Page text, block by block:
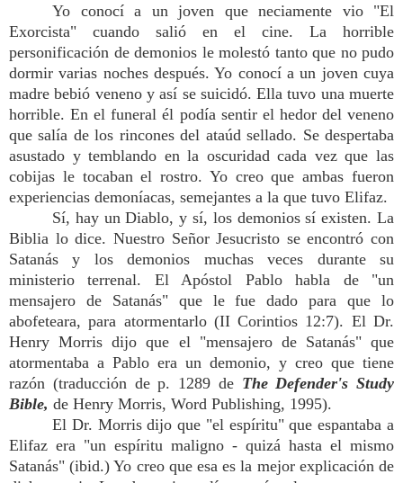
Yo conocí a un joven que neciamente vio "El
Exorcista" cuando salió en el cine. La horrible
personificación de demonios le molestó tanto que no pudo
dormir varias noches después. Yo conocí a un joven cuya
madre bebió veneno y así se suicidó. Ella tuvo una muerte
horrible. En el funeral él podía sentir el hedor del veneno
que salía de los rincones del ataúd sellado. Se despertaba
asustado y temblando en la oscuridad cada vez que las
cobijas le tocaban el rostro. Yo creo que ambas fueron
experiencias demoníacas, semejantes a la que tuvo Elifaz.
Sí, hay un Diablo, y sí, los demonios sí existen. La
Biblia lo dice. Nuestro Señor Jesucristo se encontró con
Satanás y los demonios muchas veces durante su
ministerio terrenal. El Apóstol Pablo habla de "un
mensajero de Satanás" que le fue dado para que lo
abofeteara, para atormentarlo (II Corintios 12:7). El Dr.
Henry Morris dijo que el "mensajero de Satanás" que
atormentaba a Pablo era un demonio, y creo que tiene
razón (traducción de p. 1289 de The Defender's Study
Bible, de Henry Morris, Word Publishing, 1995).
El Dr. Morris dijo que "el espíritu" que espantaba a
Elifaz era "un espíritu maligno - quizá hasta el mismo
Satanás" (ibid.) Yo creo que esa es la mejor explicación de